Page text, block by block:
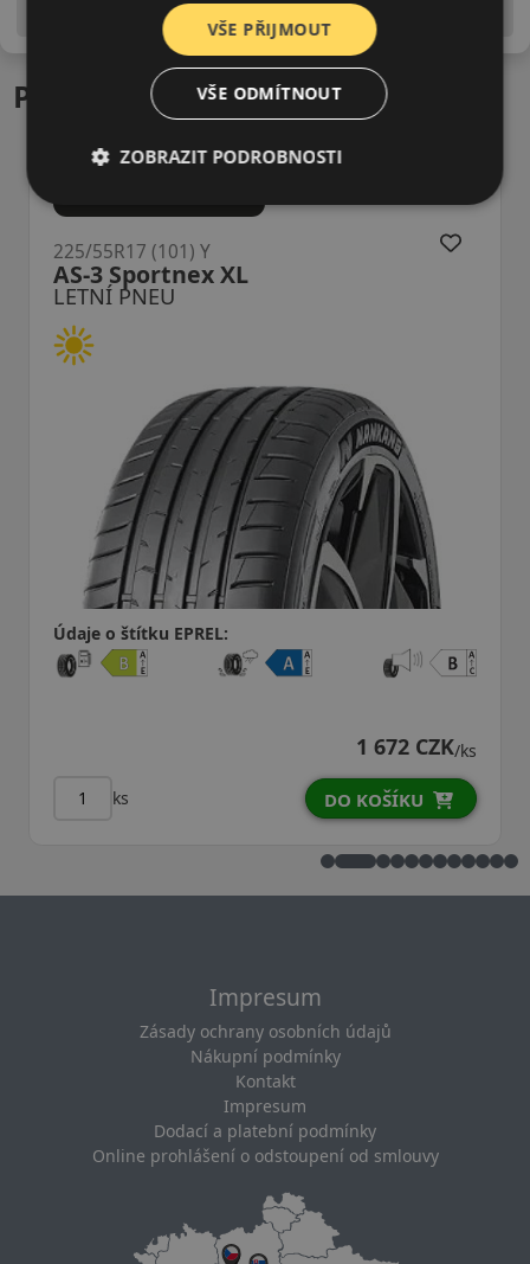
is EU štítky ve smyslu dosud platné (předchozí) legislativy.
Podobné produkty
LETNÍ PNEU
AS-3 Sportnex XL
225/55R17 (101) Y
Údaje o štítku EPREL:
1 672 CZK/ks
ks DO KOŠÍKU
Impresum
Zásady ochrany osobních údajů
Nákupní podmínky
Kontakt
Impresum
Dodací a platební podmínky
Online prohlášení o odstoupení od smlouvy
VŠE PŘIJMOUT
VŠE ODMÍTNOUT
ZOBRAZIT PODROBNOSTI